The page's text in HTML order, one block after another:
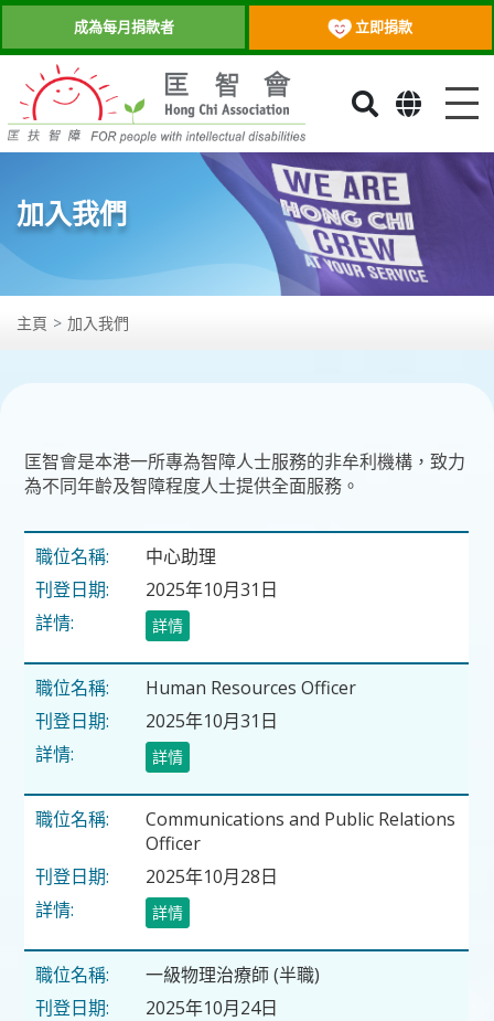
成為每月捐款者 立即捐款
目錄
加入我們
主頁 加入我們
匡智會是本港一所專為智障人士服務的非牟利機構，致力
為不同年齡及智障程度人士提供全面服務。
中心助理
2025年10月31日
詳情
Human Resources Officer
2025年10月31日
詳情
Communications and Public Relations
Officer
2025年10月28日
詳情
一級物理治療師 (半職)
2025年10月24日